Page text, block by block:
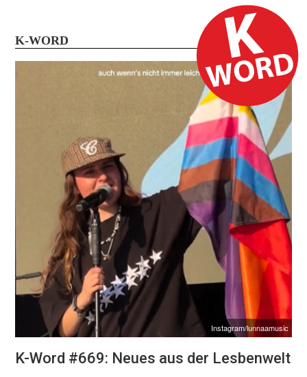
K-WORD
Instagram/lunnaamusic
K-Word #669: Neues aus der Lesbenwelt